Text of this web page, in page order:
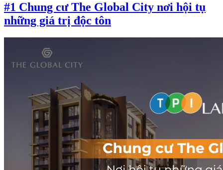
#1 Chung cư The Global City nơi hội tụ
những giá trị độc tôn